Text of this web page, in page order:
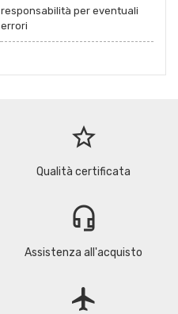
responsabilità per eventuali
errori
star_border
Qualità certificata
headset_mic
Assistenza all'acquisto
flight